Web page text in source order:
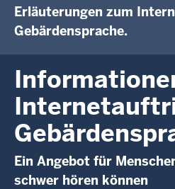
Erläuterungen zum
Gebärdensprache.
Ein Angebot für
schwer hören können